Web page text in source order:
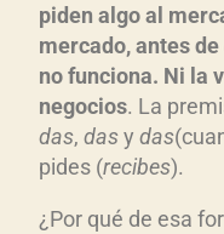
piden algo al
mercado, antes de
no funciona. Ni la
negocios. La
das, dasy das
pides (recibes).
¿Por qué de esa